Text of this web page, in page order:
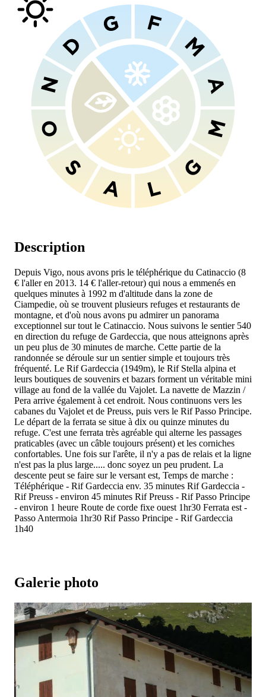
Description
Depuis Vigo, nous avons pris le téléphérique du Catinaccio (8
€ l'aller en 2013. 14 € l'aller-retour) qui nous a emmenés en
quelques minutes à 1992 m d'altitude dans la zone de
Ciampedie, où se trouvent plusieurs refuges et restaurants de
montagne, et d'où nous avons pu admirer un panorama
exceptionnel sur tout le Catinaccio. Nous suivons le sentier 540
en direction du refuge de Gardeccia, que nous atteignons après
un peu plus de 30 minutes de marche. Cette partie de la
randonnée se déroule sur un sentier simple et toujours très
fréquenté. Le Rif Gardeccia (1949m), le Rif Stella alpina et
leurs boutiques de souvenirs et bazars forment un véritable mini
village au fond de la vallée du Vajolet. La navette de Mazzin /
Pera arrive également à cet endroit. Nous continuons vers les
cabanes du Vajolet et de Preuss, puis vers le Rif Passo Principe.
Le départ de la ferrata se situe à dix ou quinze minutes du
refuge. C'est une ferrata très agréable qui alterne les passages
praticables (avec un câble toujours présent) et les corniches
confortables. Une fois sur l'arête, il n'y a pas de relais et la ligne
n'est pas la plus large..... donc soyez un peu prudent. La
descente peut se faire sur le versant est, Temps de marche :
Téléphérique - Rif Gardeccia env. 35 minutes Rif Gardeccia -
Rif Preuss - environ 45 minutes Rif Preuss - Rif Passo Principe
- environ 1 heure Route de corde fixe ouest 1hr30 Ferrata est -
Passo Antermoia 1hr30 Rif Passo Principe - Rif Gardeccia
1h40
Galerie photo